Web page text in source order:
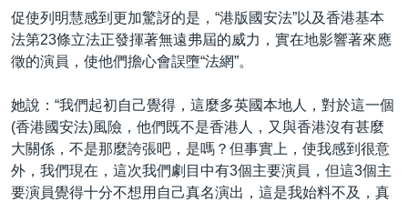
促使列明慧感到更加驚訝的是，“港版國安法”以及香港基本
法第23條立法正發揮著無遠弗屆的威力，實在地影響著來應
徵的演員，使他們擔心會誤墮“法網”。
她說：“我們起初自己覺得，這麼多英國本地人，對於這一個
(香港國安法)風險，他們既不是香港人，又與香港沒有甚麼
大關係，不是那麼誇張吧，是嗎？但事實上，使我感到很意
外，我們現在，這次我們劇目中有3個主要演員，但這3個主
要演員覺得十分不想用自己真名演出，這是我始料不及，真